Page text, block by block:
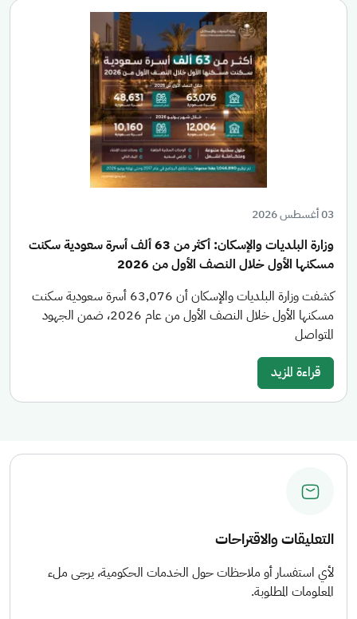
03 أغسطس 2026
وزارة البلديات والإسكان: أكثر من 63 ألف أسرة سعودية سكنت
مسكنها الأول خلال النصف الأول من 2026
كشفت وزارة البلديات والإسكان أن 63,076 أسرة سعودية سكنت
مسكنها الأول خلال النصف الأول من عام 2026، ضمن الجهود
المتواصل
قراءة المزيد
التعليقات والاقتراحات
لأي استفسار أو ملاحظات حول الخدمات الحكومية، يرجى ملء
المعلومات المطلوبة.